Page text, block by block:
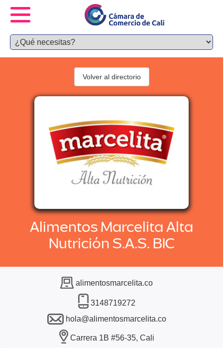
Alimentos Marcelita Alta
Nutrición S.A.S. BIC
Volver al directorio
alimentosmarcelita.co
3148719272
hola@alimentosmarcelita.co
Carrera 1B #56-35, Cali